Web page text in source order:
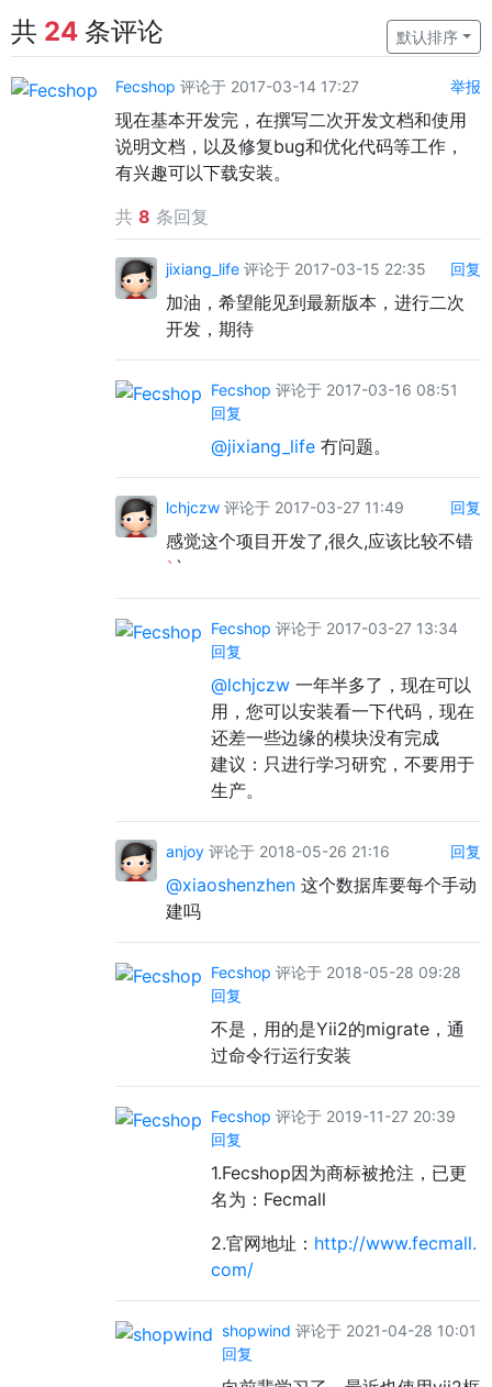
共 24 条评论 默认排序
Fecshop 评论于 2017-03-14 17:27 举报
现在基本开发完，在撰写二次开发文档和使用
说明文档，以及修复bug和优化代码等工作，
有兴趣可以下载安装。
共 8 条回复
jixiang_life 评论于 2017-03-15 22:35 回复
加油，希望能见到最新版本，进行二次
开发，期待
Fecshop 评论于 2017-03-16 08:51
回复
@jixiang_life 冇问题。
lchjczw 评论于 2017-03-27 11:49 回复
感觉这个项目开发了,很久,应该比较不错
` `
Fecshop 评论于 2017-03-27 13:34
回复
@lchjczw 一年半多了，现在可以
用，您可以安装看一下代码，现在
还差一些边缘的模块没有完成
建议：只进行学习研究，不要用于
生产。
anjoy 评论于 2018-05-26 21:16 回复
@xiaoshenzhen 这个数据库要每个手动
建吗
Fecshop 评论于 2018-05-28 09:28
回复
不是，用的是Yii2的migrate，通
过命令行运行安装
Fecshop 评论于 2019-11-27 20:39
回复
1.Fecshop因为商标被抢注，已更
名为：Fecmall
2.官网地址： http://www.fecmall.
com/
shopwind 评论于 2021-04-28 10:01
回复